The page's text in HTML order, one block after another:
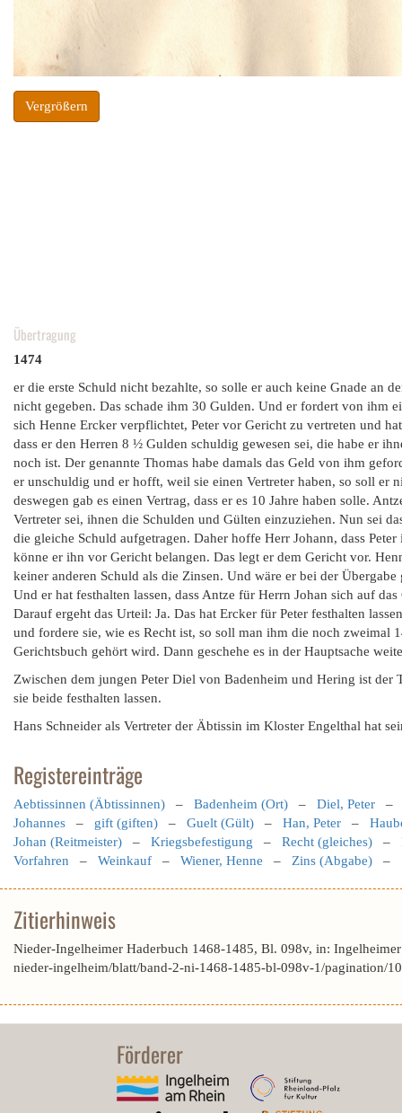
Vergrößern
Übertragung
1474
er die erste Schuld nicht bezahlte, so solle er auch keine Gnade an
nicht gegeben. Das schade ihm 30 Gulden. Und er fordert von ihm
sich Henne Ercker verpflichtet, Peter vor Gericht zu vertreten und
dass er den Herren 8 ½ Gulden schuldig gewesen sei, die habe er
noch ist. Der genannte Thomas habe damals das Geld von ihm
er unschuldig und er hofft, weil sie einen Vertreter haben, so soll er
deswegen gab es einen Vertrag, dass er es 10 Jahre haben solle.
Vertreter sei, ihnen die Schulden und Gülten einzuziehen. Nun sei
die gleiche Schuld aufgetragen. Daher hoffe Herr Johann, dass
könne er ihn vor Gericht belangen. Das legt er dem Gericht vor.
keiner anderen Schuld als die Zinsen. Und wäre er bei der
Und er hat festhalten lassen, dass Antze für Herrn Johan sich auf
Darauf ergeht das Urteil: Ja. Das hat Ercker für Peter festhalten
und fordere sie, wie es Recht ist, so soll man ihm die noch zweimal
Gerichtsbuch gehört wird. Dann geschehe es in der Hauptsache
Zwischen dem jungen Peter Diel von Badenheim und Hering ist
sie beide festhalten lassen.
Hans Schneider als Vertreter der Äbtissin im Kloster Engelthal hat
Registereinträge
Aebtissinnen (Äbtissinnen) – Badenheim (Ort) – Diel, Peter
Johannes – gift (giften) – Guelt (Gült) – Han, Peter –
Johan (Reitmeister) – Kriegsbefestigung – Recht (gleiches) –
Vorfahren – Weinkauf – Wiener, Henne – Zins (Abgabe) –
Zitierhinweis
Nieder-Ingelheimer Haderbuch 1468-1485, Bl. 098v, in:
nieder-ingelheim/blatt/band-2-ni-1468-1485-bl-098v-1/pagination/
Förderer